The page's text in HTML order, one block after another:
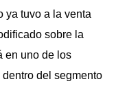
ya tuvo a la venta
sobre la
en uno de los
del segmento